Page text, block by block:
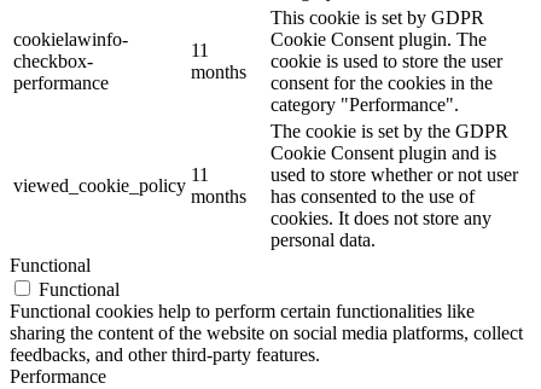
cookielawinfo-
checkbox-
performance
11
months
This cookie is set by GDPR
Cookie Consent plugin. The
cookie is used to store the user
consent for the cookies in the
category "Performance".
viewed_cookie_policy
11
months
The cookie is set by the GDPR
Cookie Consent plugin and is
used to store whether or not user
has consented to the use of
cookies. It does not store any
personal data.
Functional
Functional
Functional cookies help to perform certain functionalities like
sharing the content of the website on social media platforms, collect
feedbacks, and other third-party features.
Performance